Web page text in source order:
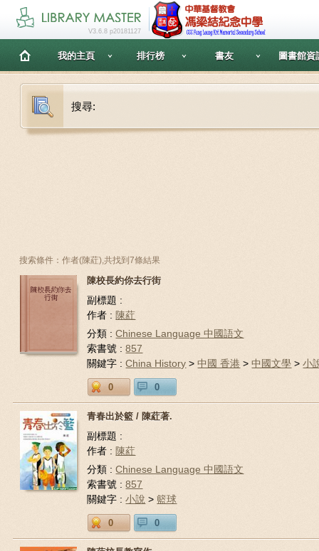
V3.6.8 p20181127
我的主頁 排行榜 書友 圖書館資
搜尋:
搜索條件：作者(陳葒),共找到7條結果
陳校長約你去行街
副標題 :
作者 : 陳葒
分類 :Chinese Language 中國語文
索書號 :857
關鍵字 :China History >中國 香港 >中國文學 >小
0 0
青春出於籃 / 陳葒著.
副標題 :
作者 : 陳葒
分類 :Chinese Language 中國語文
索書號 :857
關鍵字 :小說 >籃球
0 0